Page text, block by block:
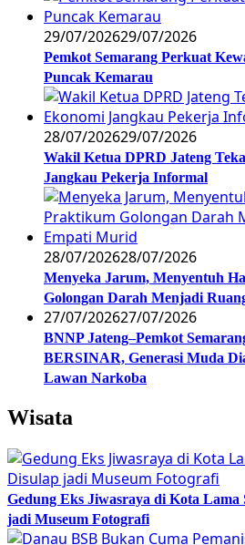
29/07/202629/07/2026
Pemkot Semarang Perkuat
Puncak Kemarau
28/07/202629/07/2026
Wakil Ketua DPRD Jateng
Jangkau Pekerja Informal
28/07/202628/07/2026
Menyeka Jarum, Menyentuh
Golongan Darah Menjadi
27/07/202627/07/2026
BNNP Jateng–Pemkot
BERSINAR, Generasi Muda
Lawan Narkoba
Wisata
Gedung Eks Jiwasraya di Kota Lama
jadi Museum Fotografi